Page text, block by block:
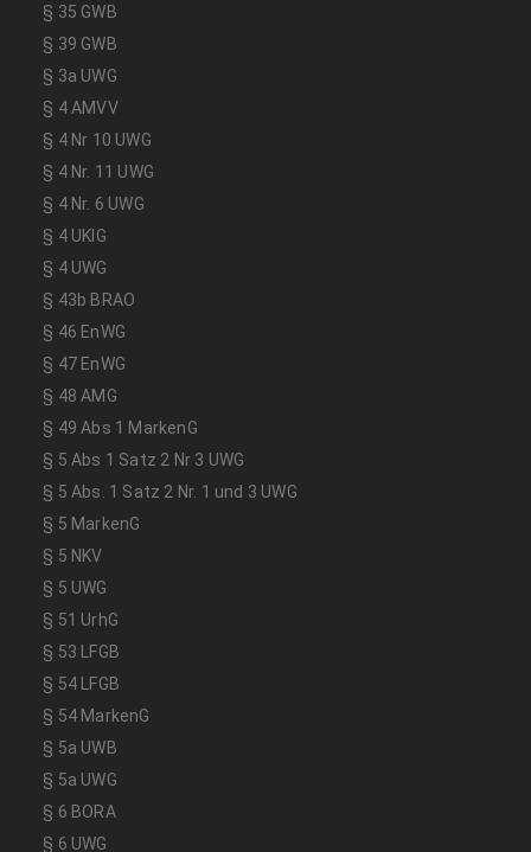
§ 35 GWB
§ 39 GWB
§ 3a UWG
§ 4 AMVV
§ 4 Nr 10 UWG
§ 4 Nr. 11 UWG
§ 4 Nr. 6 UWG
§ 4 UKlG
§ 4 UWG
§ 43b BRAO
§ 46 EnWG
§ 47 EnWG
§ 48 AMG
§ 49 Abs 1 MarkenG
§ 5 Abs 1 Satz 2 Nr 3 UWG
§ 5 Abs. 1 Satz 2 Nr. 1 und 3 UWG
§ 5 MarkenG
§ 5 NKV
§ 5 UWG
§ 51 UrhG
§ 53 LFGB
§ 54 LFGB
§ 54 MarkenG
§ 5a UWB
§ 5a UWG
§ 6 BORA
§ 6 UWG